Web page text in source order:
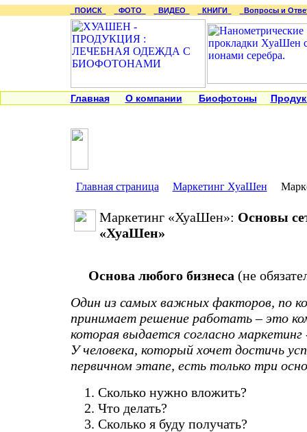
ПОИСК ФОТО ВИДЕО КНИГИ Вопросы и
Главная О компании Биофотоны
Главная страница Маркетинг ХуаШен
Маркетинг «ХуаШен»: Основы
«ХуаШен»
Основа любого бизнеса (не
Один из самых важных факторов, по
принимает решение работать – это
которая выдается согласно маркетинг
У человека, который хочет достичь
первичном этапе, есть только три
Сколько нужно вложить?
Что делать?
Сколько я буду получать?